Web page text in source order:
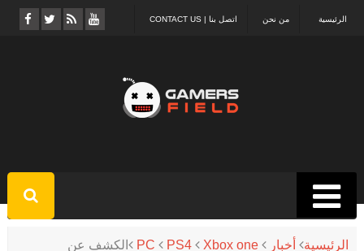
اتصل بنا | CONTACT US من نحن الرئيسية
الرئيسية أخبار PC PS4 Xbox one
الكشف عن